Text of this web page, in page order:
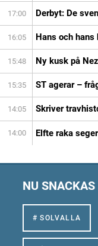
17:00 Derbyt: De
16:05 Hans och hans
15:48 Ny kusk på
15:35 ST agerar –
14:05 Skriver
14:00 Elfte raka
NU
# SOLVALLA